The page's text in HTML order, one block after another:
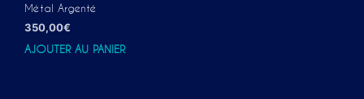
Métal Argenté
350,00€
AJOUTER AU PANIER